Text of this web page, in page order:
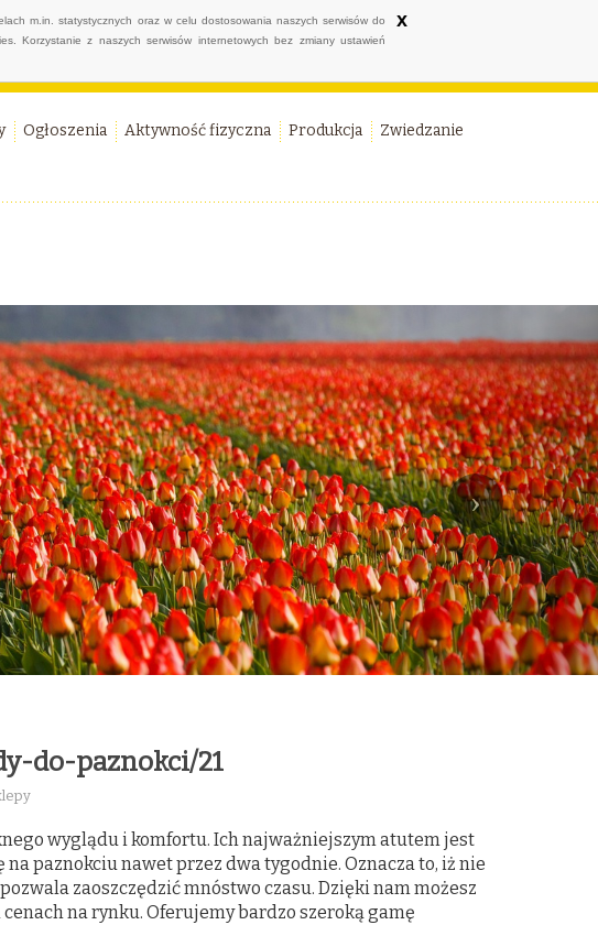
m.in. statystycznych oraz w celu dostosowania naszych serwisów do
Korzystanie z naszych serwisów internetowych bez zmiany ustawień
x
Ogłoszenia Aktywność fizyczna Produkcja
Zwiedzanie
do-paznokci/21
wyglądu i komfortu. Ich najważniejszym atutem jest
paznokciu nawet przez dwa tygodnie. Oznacza to, iż nie
zaoszczędzić mnóstwo czasu. Dzięki nam możesz
na rynku. Oferujemy bardzo szeroką gamę